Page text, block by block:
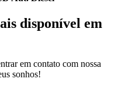
disponível em
em contato com nossa
sonhos!